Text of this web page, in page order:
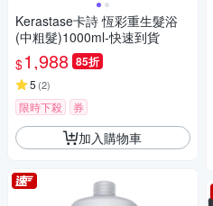
Kerastase卡詩 恆彩重生髮浴
(中粗髮)1000ml-快速到貨
$1,988 85折
5 (2)
限時下殺 券
加入購物車